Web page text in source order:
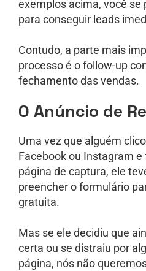
exemplos acima, você se
para conseguir leads
Contudo, a parte mais
processo é o follow-up
fechamento das vendas.
O Anúncio de
Uma vez que alguém
Facebook ou Instagram e
página de captura, ele
preencher o formulário
gratuita.
Mas se ele decidiu que
certa ou se distraiu por
página, nós não